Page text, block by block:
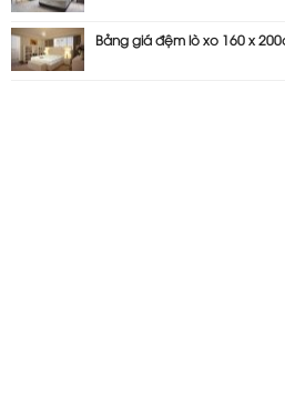
Bảng giá đệm lò xo 160 x